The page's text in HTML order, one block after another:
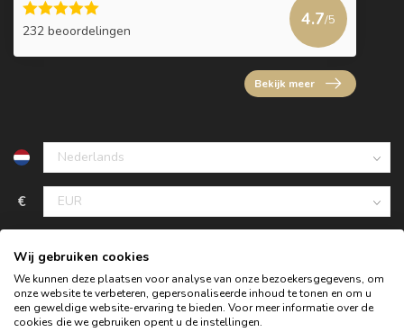
232 beoordelingen
4.7/5
Bekijk meer
€
Wij gebruiken cookies
We kunnen deze plaatsen voor analyse van onze bezoekersgegevens, om
onze website te verbeteren, gepersonaliseerde inhoud te tonen en om u
een geweldige website-ervaring te bieden. Voor meer informatie over de
cookies die we gebruiken opent u de instellingen.